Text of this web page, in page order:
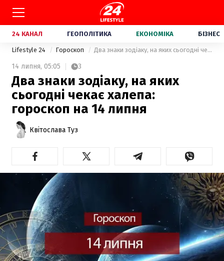
24 КАНАЛ ГЕОПОЛІТИКА ЕКОНОМІКА БІЗНЕС
Lifestyle 24 Гороскоп Два знаки зодіаку, на яких сьогодні чекає халепа: гороскоп на 14 липня
14 липня, 05:05 3
Два знаки зодіаку, на яких
сьогодні чекає халепа:
гороскоп на 14 липня
Квітослава Туз